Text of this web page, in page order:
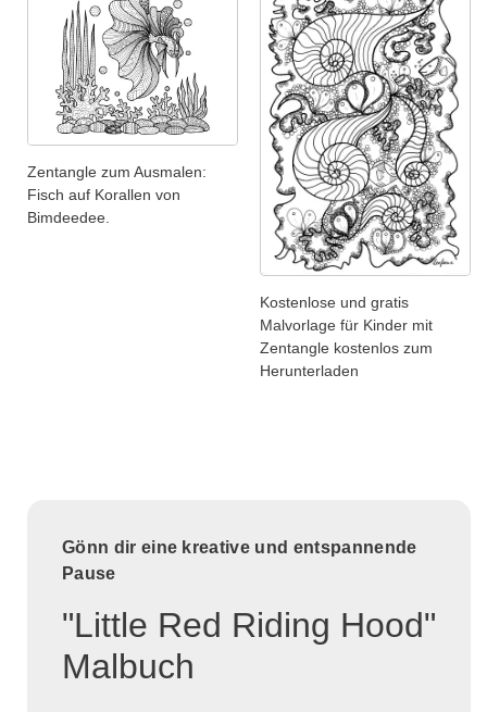
Zentangle zum Ausmalen:
Fisch auf Korallen von
Bimdeedee.
Kostenlose und gratis
Malvorlage für Kinder mit
Zentangle kostenlos zum
Herunterladen
Gönn dir eine kreative und entspannende
Pause
"Little Red Riding Hood"
Malbuch